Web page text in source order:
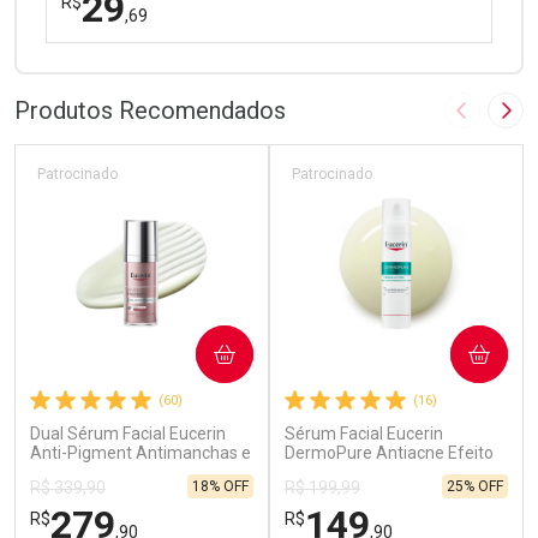
,69
Laboratório
Ativar Desconto
Comprar sem Desconto
Por Menos
Comprar sem Desconto
Produtos Recomendados Imagem
(60)
Dual Sérum Facial Eucerin
Anti-Pigment Antimanchas e
Patrocinado
R$ 339,90
R$279,90
18% OFF
COMPRAR
(16)
Sérum Facial Eucerin
DermoPure Antiacne Efeito
Patrocinado
R$ 199,99
R$149,90
25% OFF
COMPRAR